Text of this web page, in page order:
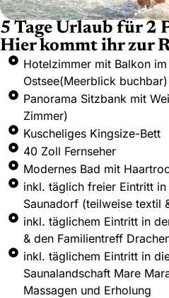
5 Tage Urlaub für 2
Hier kommt ihr zur
Hotelzimmer mit Balkon
Ostsee(Meerblick buchbar)
Panorama Sitzbank mit
Zimmer)
Kuscheliges Kingsize-Bett
40 Zoll Fernseher
Modernes Bad mit
inkl. täglich freier Eintritt
Saunadorf (teilweise textil
inkl. täglichem Eintritt in
& den Familientreff
inkl. täglichem Eintritt in
Saunalandschaft Mare
Massagen und Erholung